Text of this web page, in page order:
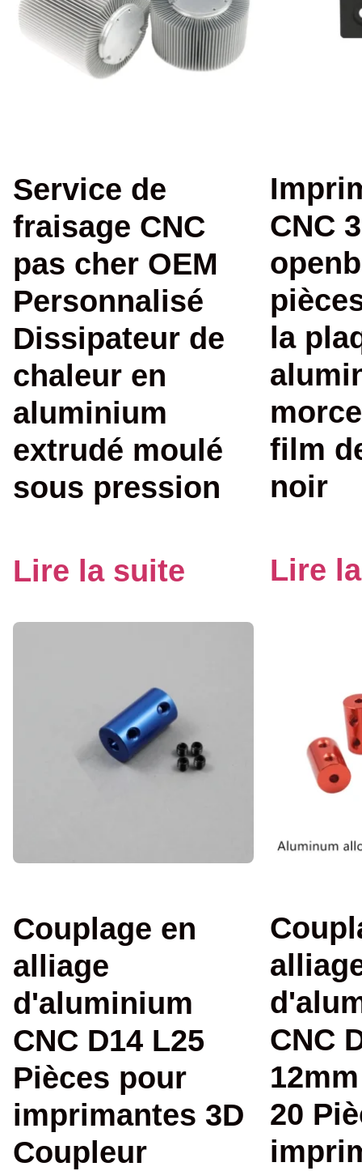
Service de
fraisage CNC
pas cher OEM
Personnalisé
Dissipateur de
chaleur en
aluminium
extrudé moulé
sous pression
Lire la suite
CNC
la
film
noir
Lire
Couplage en
alliage
d'aluminium
CNC D14 L25
Pièces pour
imprimantes 3D
Coupleur
CNC
20